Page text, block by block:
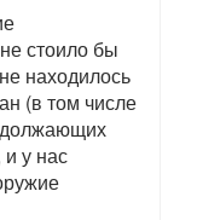
стоило бы
находилось
(в том числе
у нас